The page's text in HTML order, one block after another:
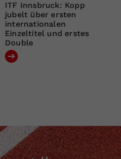
ITF Innsbruck: Kopp
jubelt über ersten
internationalen
Einzeltitel und erstes
Double